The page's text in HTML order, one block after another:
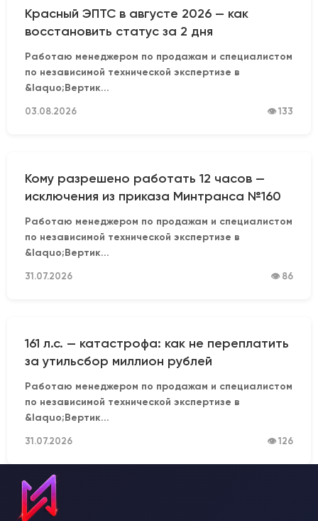
Красный ЭПТС в августе 2026 — как
восстановить статус за 2 дня
Работаю менеджером по продажам и специалистом
по независимой технической экспертизе в
&laquo;Вертик...
03.08.2026 👁 133
Кому разрешено работать 12 часов —
исключения из приказа Минтранса №160
Работаю менеджером по продажам и специалистом
по независимой технической экспертизе в
&laquo;Вертик...
31.07.2026 👁 86
161 л.с. — катастрофа: как не переплатить
за утильсбор миллион рублей
Работаю менеджером по продажам и специалистом
по независимой технической экспертизе в
&laquo;Вертик...
31.07.2026 👁 126